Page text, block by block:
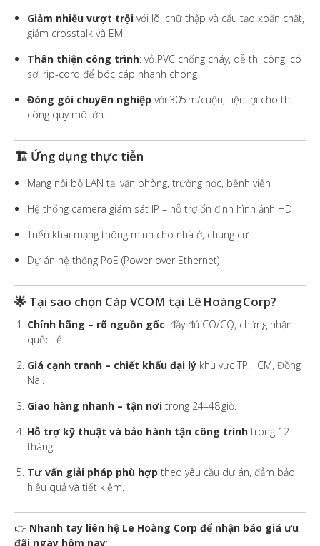
Giảm nhiễu vượt trội với lõi chữ thập và cấu tạo xoắn chặt,
giảm crosstalk và EMI
Thân thiện công trình: vỏ PVC chống cháy, dễ thi công, có
sợi rip-cord để bóc cáp nhanh chóng
Đóng gói chuyên nghiệp với 305 m/cuộn, tiện lợi cho thi
công quy mô lớn.
🏗️ Ứng dụng thực tiễn
Mạng nội bộ LAN tại văn phòng, trường học, bệnh viện
Hệ thống camera giám sát IP – hỗ trợ ổn định hình ảnh HD
Triển khai mạng thông minh cho nhà ở, chung cư
Dự án hệ thống PoE (Power over Ethernet)
🌟 Tại sao chọn Cáp VCOM tại Lê Hoàng Corp?
Chính hãng – rõ nguồn gốc: đầy đủ CO/CQ, chứng nhận
quốc tế.
Giá cạnh tranh – chiết khấu đại lý khu vực TP.HCM, Đồng
Nai.
Giao hàng nhanh – tận nơi trong 24–48 giờ.
Hỗ trợ kỹ thuật và bảo hành tận công trình trong 12
tháng.
Tư vấn giải pháp phù hợp theo yêu cầu dự án, đảm bảo
hiệu quả và tiết kiệm.
👉 Nhanh tay liên hệ Le Hoàng Corp để nhận báo giá ưu
đãi ngay hôm nay: